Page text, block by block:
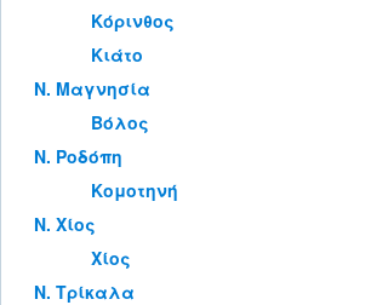
Κόρινθος
Κιάτο
Ν. Μαγνησία
Βόλος
Ν. Ροδόπη
Κομοτηνή
Ν. Χίος
Χίος
Ν. Τρίκαλα